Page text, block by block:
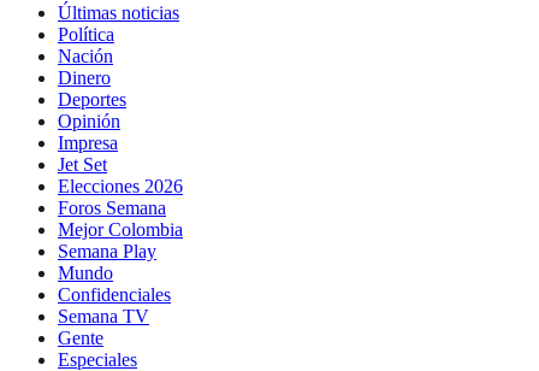
Últimas noticias
Política
Nación
Dinero
Deportes
Opinión
Impresa
Jet Set
Elecciones 2026
Foros Semana
Mejor Colombia
Semana Play
Mundo
Confidenciales
Semana TV
Gente
Especiales